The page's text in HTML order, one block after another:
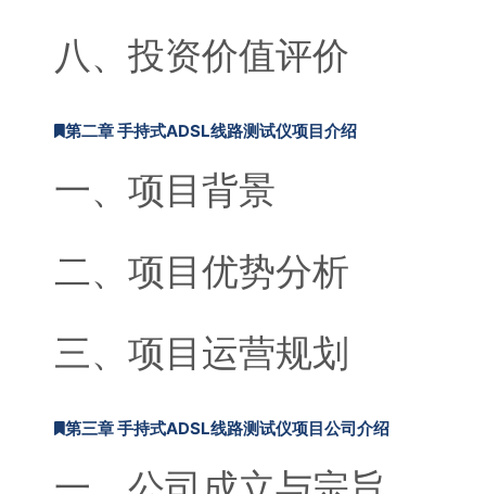
八、投资价值评价
第二章 手持式ADSL线路测试仪项目介绍
一、项目背景
二、项目优势分析
三、项目运营规划
第三章 手持式ADSL线路测试仪项目公司介绍